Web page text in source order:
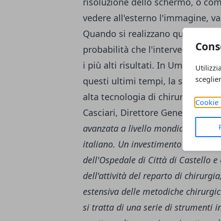
Cookie
vedere all'esterno l'immagine,
Quando si realizzano queste
probabilità che l'intervento
i più alti risultati. In Umbria,
questi ultimi tempi, la struttura
alta tecnologia di chirurgia
Casciari, Direttore Generale della
avanzata a livello mondiale e la
italiano. Un investimento che si
dell'Ospedale di Città di Castello
dell'attività del reparto di
estensiva delle metodiche
si tratta di una serie di strumenti